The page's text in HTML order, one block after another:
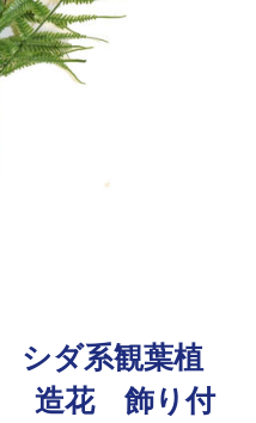
ダ系観葉植
造花 飾り付